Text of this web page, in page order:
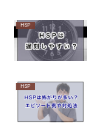
HSP
HSP